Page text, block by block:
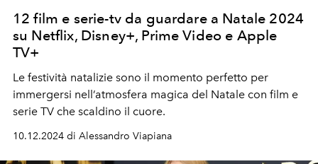
12 film e serie-tv da guardare a Natale 2024
su Netflix, Disney+, Prime Video e Apple
TV+
Le festività natalizie sono il momento perfetto per
immergersi nell’atmosfera magica del Natale con film e
serie TV che scaldino il cuore.
10.12.2024 di Alessandro Viapiana